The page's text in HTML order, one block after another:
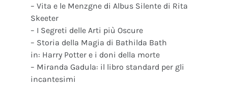
– Vita e le Menzgne di Albus Silente di Rita
Skeeter
– I Segreti delle Arti più Oscure
– Storia della Magia di Bathilda Bath
in: Harry Potter e i doni della morte
– Miranda Gadula: il libro standard per gli
incantesimi